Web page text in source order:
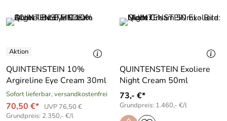
QUINTENSTEIN 10%
Argireline Eye Cream 30ml
Sofort lieferbar, versandkostenfrei
70,50 €*
UVP 76,50 €
Grundpreis: 2.350,- €/l
QUINTENSTEIN Exoliere
Night Cream 50ml
73,- €*
Grundpreis: 1.460,- €/l